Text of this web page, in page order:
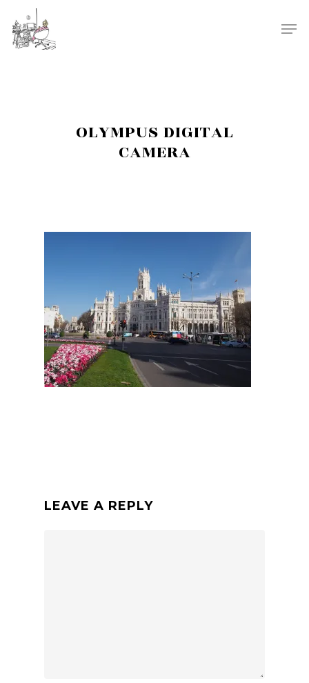
OLYMPUS DIGITAL
CAMERA
LEAVE A REPLY